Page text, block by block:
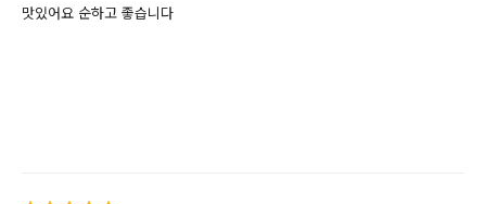
맛있어요 순하고 좋습니다